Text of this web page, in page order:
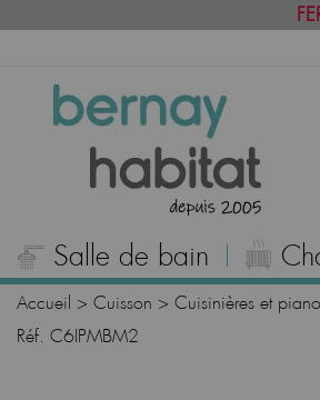
Salle de bain
Accueil > Cuisson > Cuisinières et
Réf. C6IPMBM2